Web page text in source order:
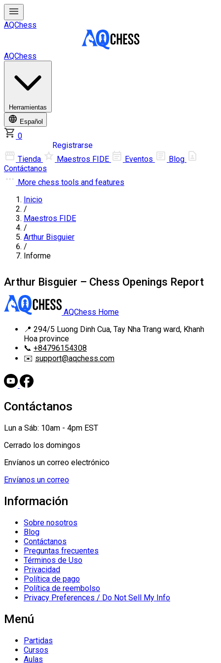
AQChess
AQChess
Herramientas
Español
0
Registrarse
Tienda
Maestros FIDE Eventos
Blog
Contáctanos
More chess tools and features
Inicio
/
Maestros FIDE
/
Arthur Bisguier
/
Informe
Arthur Bisguier – Chess Openings Report
AQChess Home
📍 294/5 Luong Dinh Cua, Tay Nha Trang ward, Khanh
Hoa province
📞 +84796154308
✉️ support@aqchess.com
Contáctanos
Lun a Sáb: 10am - 4pm EST
Cerrado los domingos
Envíanos un correo electrónico
Envíanos un correo
Información
Sobre nosotros
Blog
Contáctanos
Preguntas frecuentes
Términos de Uso
Privacidad
Política de pago
Política de reembolso
Privacy Preferences / Do Not Sell My Info
Menú
Partidas
Cursos
Aulas